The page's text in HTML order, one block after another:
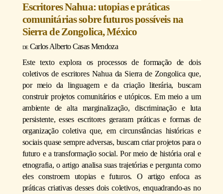
Escritores Nahua: utopias e práticas
comunitárias sobre futuros possíveis na
Sierra de Zongolica, México
Carlos Alberto Casas Mendoza
Este texto explora os processos de formação de dois
coletivos de escritores Nahua da Sierra de Zongolica que,
por meio da linguagem e da criação literária, buscam
construir projetos comunitários e utópicos. Em meio a um
ambiente de alta marginalização, discriminação e luta
persistente, esses escritores geraram práticas e formas de
organização coletiva que, em circunstâncias históricas e
sociais quase sempre adversas, buscam criar projetos para o
futuro e a transformação social. Por meio de história oral e
etnografia, o artigo analisa suas trajetórias e pergunta como
eles constroem utopias e futuros. O artigo enfoca as
práticas criativas desses dois coletivos, enquadrando-as no